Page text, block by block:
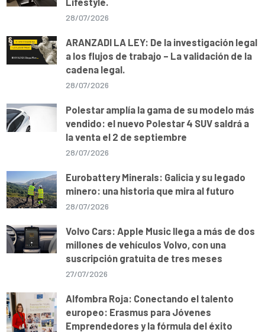
28/07/2026
ARANZADI LA LEY: De la investigación legal
a los flujos de trabajo – La validación de la
cadena legal.
28/07/2026
Polestar amplía la gama de su modelo más
vendido: el nuevo Polestar 4 SUV saldrá a
la venta el 2 de septiembre
28/07/2026
Eurobattery Minerals: Galicia y su legado
minero: una historia que mira al futuro
28/07/2026
Volvo Cars: Apple Music llega a más de dos
millones de vehículos Volvo, con una
suscripción gratuita de tres meses
27/07/2026
Alfombra Roja: Conectando el talento
europeo: Erasmus para Jóvenes
Emprendedores y la fórmula del éxito